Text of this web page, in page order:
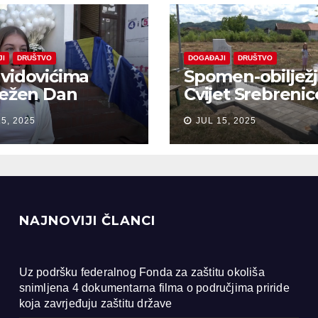
DRUŠTVO
Dan
na žrtve
u
2025
DOGAĐAJI DRUŠTVO
Spomen-
Cvijet
Bobarama
JUL 15, 2025
NAJNOVIJI ČLANCI
Uz podršku federalnog Fonda za zaštitu okoliša
snimljena 4 dokumentarna filma o područjima priride
koja zavrjeđuju zaštitu države